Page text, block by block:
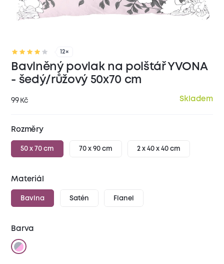
12×
Bavlněný povlak na polštář YVONA
- šedý/růžový 50x70 cm
99 Kč Skladem
Rozměry
50 x 70 cm 70 x 90 cm 2 x 40 x 40 cm
Materiál
Bavlna Satén Flanel
Barva